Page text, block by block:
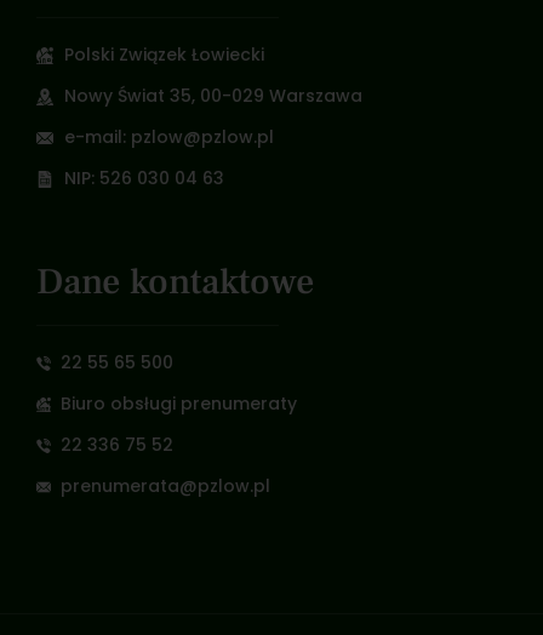
Polski Związek Łowiecki
Nowy Świat 35, 00-029 Warszawa
e-mail: pzlow@pzlow.pl
NIP: 526 030 04 63
Dane kontaktowe
22 55 65 500
Biuro obsługi prenumeraty
22 336 75 52
prenumerata@pzlow.pl